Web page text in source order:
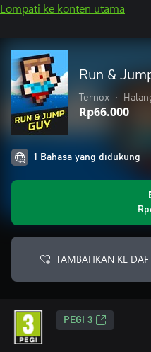
Lompati ke konten utama
Run &
Ternox •
Rp66.000
1 Bahasa yang didukung
TAMBAHKAN KE
PEGI 3